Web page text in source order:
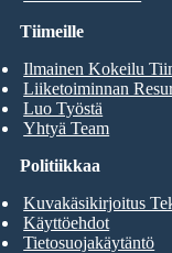
Tiimeille
Ilmainen Kokeilu
Liiketoiminnan
Luo Työstä
Yhtyä Team
Politiikkaa
Kuvakäsikirjoitus
Käyttöehdot
Tietosuojakäytäntö